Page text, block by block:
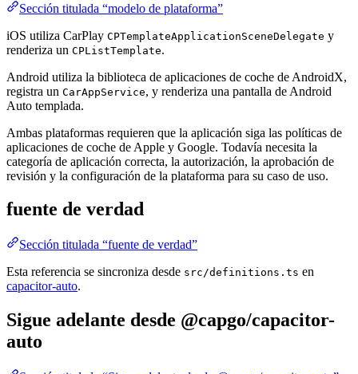
Sección titulada “modelo de plataforma”
iOS utiliza CarPlay CPTemplateApplicationSceneDelegate y
renderiza un CPListTemplate.
Android utiliza la biblioteca de aplicaciones de coche de AndroidX,
registra un CarAppService, y renderiza una pantalla de Android
Auto templada.
Ambas plataformas requieren que la aplicación siga las políticas de
aplicaciones de coche de Apple y Google. Todavía necesita la
categoría de aplicación correcta, la autorización, la aprobación de
revisión y la configuración de la plataforma para su caso de uso.
fuente de verdad
Sección titulada “fuente de verdad”
Esta referencia se sincroniza desde src/definitions.ts en
capacitor-auto.
Sigue adelante desde @capgo/capacitor-
auto